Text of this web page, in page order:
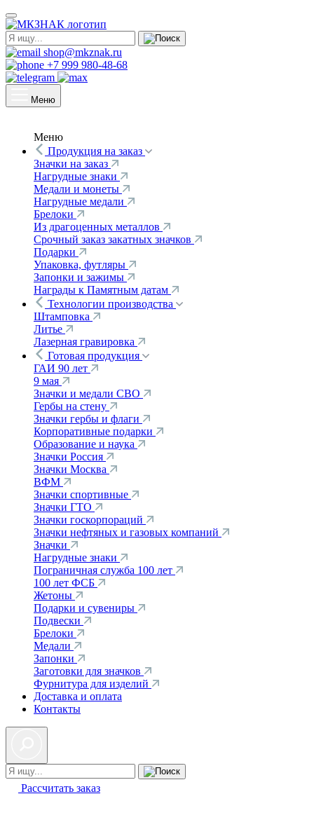
shop@mkznak.ru
+7 999 980-48-68
Меню
Меню
Продукция на заказ
Значки на заказ
Нагрудные знаки
Медали и монеты
Нагрудные медали
Брелоки
Из драгоценных металлов
Срочный заказ закатных значков
Подарки
Упаковка, футляры
Запонки и зажимы
Награды к Памятным датам
Технологии производства
Штамповка
Литье
Лазерная гравировка
Готовая продукция
ГАИ 90 лет
9 мая
Значки и медали СВО
Гербы на стену
Значки гербы и флаги
Корпоративные подарки
Образование и наука
Значки Россия
Значки Москва
ВФМ
Значки спортивные
Значки ГТО
Значки госкорпораций
Значки нефтяных и газовых компаний
Значки
Нагрудные знаки
Пограничная служба 100 лет
100 лет ФСБ
Жетоны
Подарки и сувениры
Подвески
Брелоки
Медали
Запонки
Заготовки для значков
Фурнитура для изделий
Доставка и оплата
Контакты
Рассчитать заказ